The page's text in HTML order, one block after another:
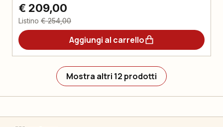
€ 209,00
Listino € 254,00
Aggiungi al carrello
Mostra altri 12 prodotti